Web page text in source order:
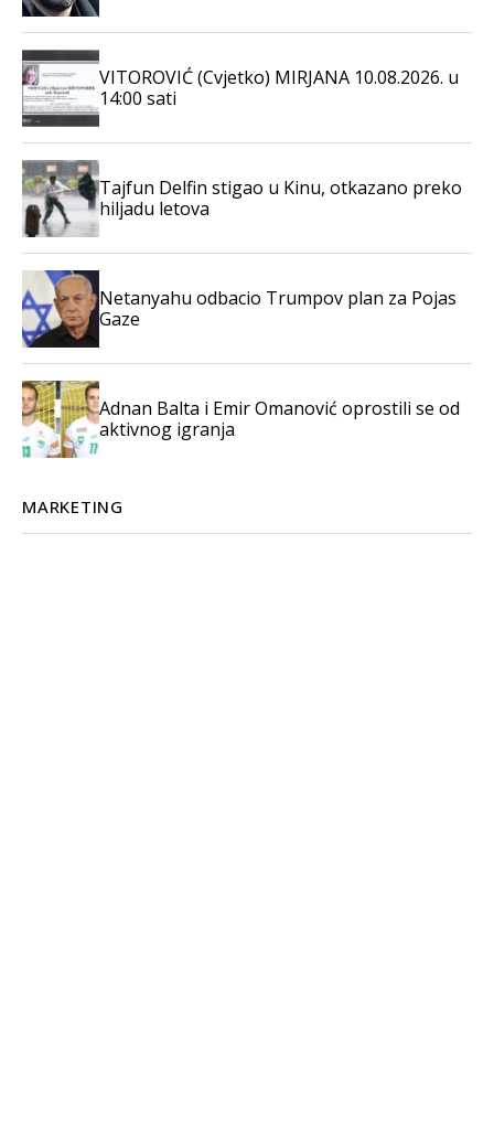
VITOROVIĆ (Cvjetko) MIRJANA 10.08.2026. u
14:00 sati
Tajfun Delfin stigao u Kinu, otkazano preko
hiljadu letova
Netanyahu odbacio Trumpov plan za Pojas
Gaze
Adnan Balta i Emir Omanović oprostili se od
aktivnog igranja
MARKETING